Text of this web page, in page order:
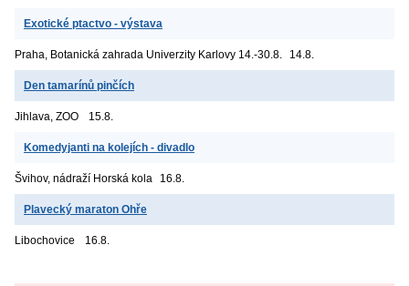
Exotické ptactvo - výstava
Praha, Botanická zahrada Univerzity Karlovy 14.-30.8. 14.8.
Den tamarínů pinčích
Jihlava, ZOO 15.8.
Komedyjanti na kolejích - divadlo
Švihov, nádraží Horská kola 16.8.
Plavecký maraton Ohře
Libochovice 16.8.